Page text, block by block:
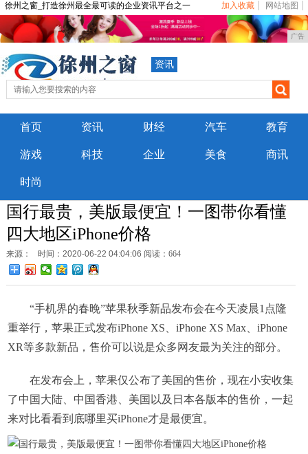
徐州之窗_打造徐州最全最可读的企业资讯平台之一 加入收藏 网站地图
广告
资讯
首页 资讯 财经 汽车 教育
游戏 科技 企业 美食 商讯
时尚
国行最贵，美版最便宜！一图带你看懂
四大地区iPhone价格
来源： 时间：2020-06-22 04:04:06 阅读：664
“手机界的春晚”苹果秋季新品发布会在今天凌晨1点隆
重举行，苹果正式发布iPhone XS、iPhone XS Max、iPhone
XR等多款新品，售价可以说是众多网友最为关注的部分。
在发布会上，苹果仅公布了美国的售价，现在小安收集
了中国大陆、中国香港、美国以及日本各版本的售价，一起
来对比看看到底哪里买iPhone才是最便宜。